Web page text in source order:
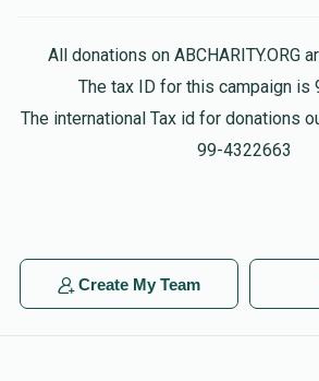
All donations on ABCHARITY.ORG
The tax ID for this campaign is
The international Tax id for donations
99-4322663
Create My Team